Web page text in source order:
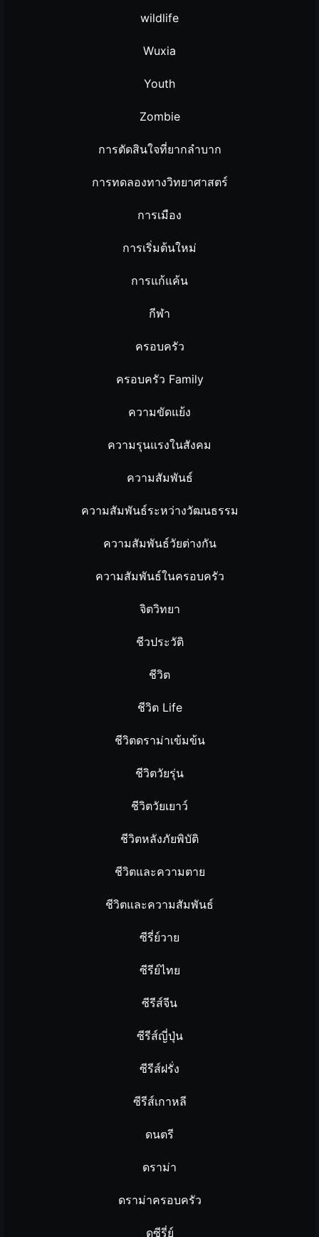
wildlife
Wuxia
Youth
Zombie
การตัดสินใจที่ยากลำบาก
การทดลองทางวิทยาศาสตร์
การเมือง
การเริ่มต้นใหม่
การแก้แค้น
กีฬา
ครอบครัว
ครอบครัว Family
ความขัดแย้ง
ความรุนแรงในสังคม
ความสัมพันธ์
ความสัมพันธ์ระหว่างวัฒนธรรม
ความสัมพันธ์วัยต่างกัน
ความสัมพันธ์ในครอบครัว
จิตวิทยา
ชีวประวัติ
ชีวิต
ชีวิต Life
ชีวิตดราม่าเข้มข้น
ชีวิตวัยรุ่น
ชีวิตวัยเยาว์
ชีวิตหลังภัยพิบัติ
ชีวิตและความตาย
ชีวิตและความสัมพันธ์
ซีรี่ย์วาย
ซีรีย์ไทย
ซีรีส์จีน
ซีรีส์ญี่ปุ่น
ซีรีส์ฝรั่ง
ซีรีส์เกาหลี
ดนตรี
ดราม่า
ดราม่าครอบครัว
ดูซีรี่ย์